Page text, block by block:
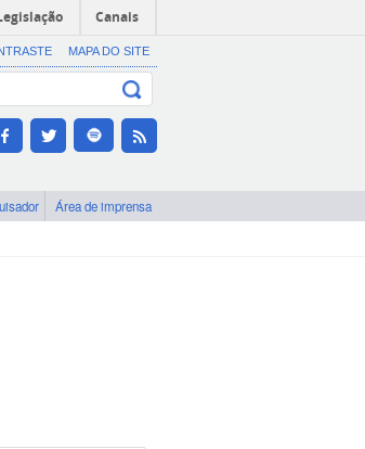
Canais
MAPA DO SITE
Área de imprensa